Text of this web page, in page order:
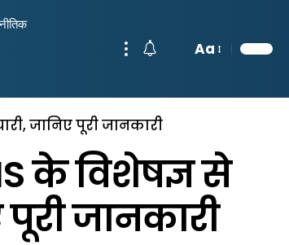
Aa
जानिए पूरी जानकारी
के विशेषज्ञ से
जानकारी